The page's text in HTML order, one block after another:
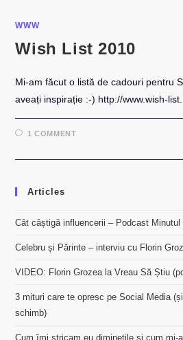
WWW
Wish List 2010
Mi-am făcut o listă de cadouri pentru
aveați inspirație :-) http://www.wish-
1 COMMENT
Articles
Cât câștigă influencerii – Podcast Minutul
Celebru și Părinte – interviu cu Florin
VIDEO: Florin Grozea la Vreau Să Știu
3 mituri care te opresc pe Social Media
schimb)
Cum îmi stricam eu diminețile și cum mi-